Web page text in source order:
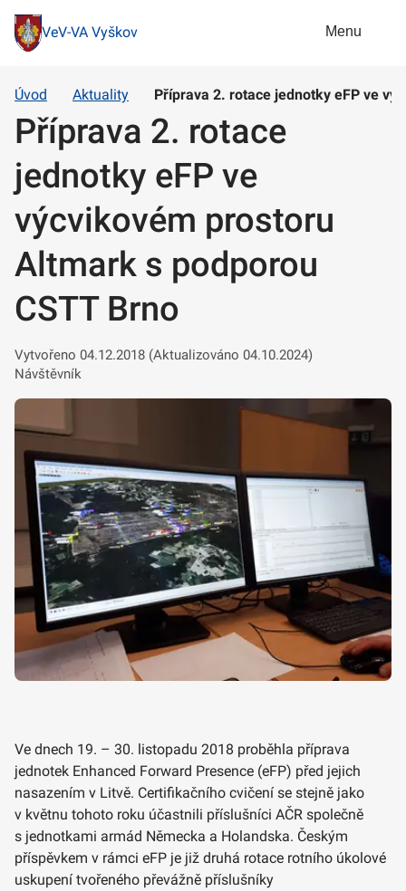
VeV-VA Vyškov Menu
Úvod Aktuality Příprava 2. rotace jednotky eFP ve
Příprava 2. rotace
jednotky eFP ve
výcvikovém prostoru
Altmark s podporou
CSTT Brno
Vytvořeno 04.12.2018 (Aktualizováno 04.10.2024)
Návštěvník
Ve dnech 19. – 30. listopadu 2018 proběhla příprava
jednotek Enhanced Forward Presence (eFP) před jejich
nasazením v Litvě. Certifikačního cvičení se stejně jako
v květnu tohoto roku účastnili příslušníci AČR společně
s jednotkami armád Německa a Holandska. Českým
příspěvkem v rámci eFP je již druhá rotace rotního úkolové
uskupení tvořeného převážně příslušníky